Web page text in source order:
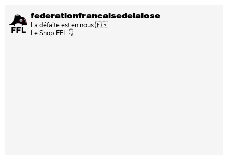
federationfrancaisedelalose
La défaite est en nous 🇫🇷
Le Shop FFL 👇